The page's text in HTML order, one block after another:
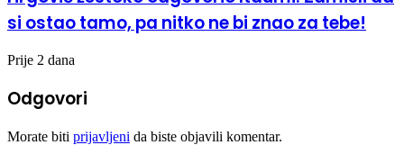
si ostao tamo, pa nitko ne bi znao za tebe!
Prije 2 dana
Odgovori
Morate biti prijavljeni da biste objavili komentar.